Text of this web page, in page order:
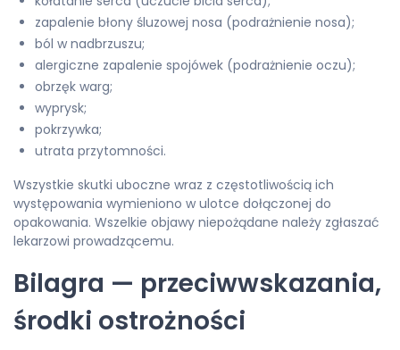
zapalenie błony śluzowej nosa (podrażnienie nosa);
ból w nadbrzuszu;
alergiczne zapalenie spojówek (podrażnienie oczu);
obrzęk warg;
wyprysk;
pokrzywka;
utrata przytomności.
Wszystkie skutki uboczne wraz z częstotliwością ich
występowania wymieniono w ulotce dołączonej do
opakowania. Wszelkie objawy niepożądane należy zgłaszać
lekarzowi prowadzącemu.
Bilagra — przeciwwskazania,
środki ostrożności